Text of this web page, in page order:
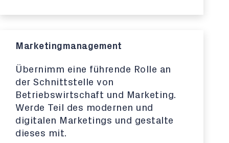
Marketingmanagement
Übernimm eine führende Rolle an
der Schnittstelle von
Betriebswirtschaft und Marketing.
Werde Teil des modernen und
digitalen Marketings und gestalte
dieses mit.